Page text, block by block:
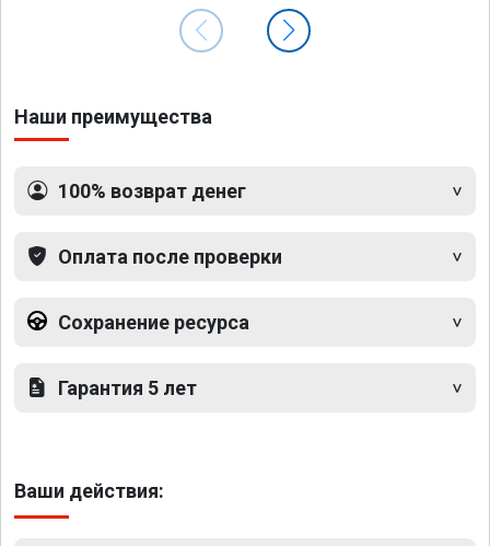
Наши преимущества
100% возврат денег
Оплата после проверки
Сохранение ресурса
Гарантия 5 лет
Ваши действия: